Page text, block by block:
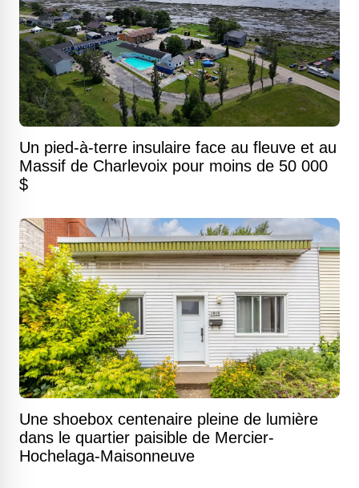
Un pied-à-terre insulaire face au fleuve et au
Massif de Charlevoix pour moins de 50 000
$
Une shoebox centenaire pleine de lumière
dans le quartier paisible de Mercier-
Hochelaga-Maisonneuve